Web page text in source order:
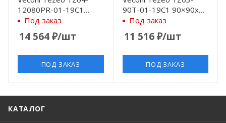
12080PR-01-19C1
80×120×14 см
Под заказ
14 564₽/шт
ПОД ЗАКАЗ
90T-01-19C1 90×90x14
смПод заказ
11 516₽/шт
ПОД ЗАКАЗ
КАТАЛОГ